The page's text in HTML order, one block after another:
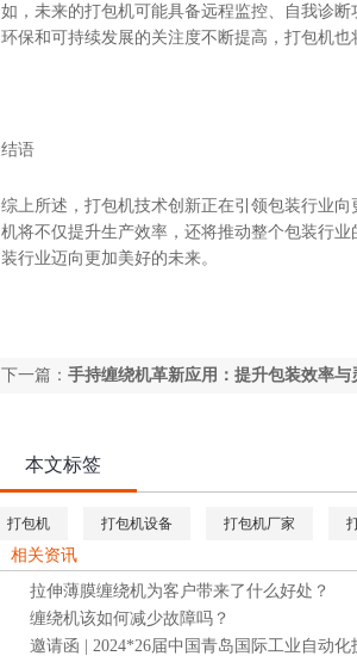
如，未来的打包机可能具备远程监控、自我诊
环保和可持续发展的关注度不断提高，打包机
结语
综上所述，打包机技术创新正在引领包装行业
机将不仅提升生产效率，还将推动整个包装行
装行业迈向更加美好的未来。
下一篇： 手持缠绕机革新应用：提升包装效率与
本文标签
打包机 打包机设备 打包机厂家
相关资讯
拉伸薄膜缠绕机为客户带来了什么好处？
缠绕机该如何减少故障吗？
邀请函 | 2024*26届中国青岛国际工业自动